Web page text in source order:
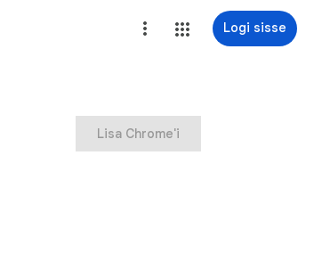
Logi sisse
Lisa Chrome'i